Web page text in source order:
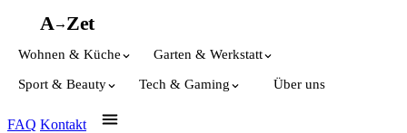
A→Zet
Wohnen & Küche Garten & Werkstatt
Sport & Beauty Tech & Gaming Über uns
FAQ Kontakt